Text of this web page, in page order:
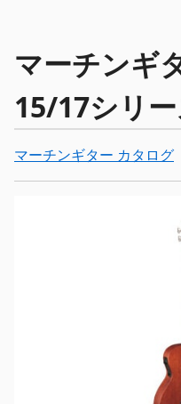
マーチンギ
15/17シリー
マーチンギター カタログ